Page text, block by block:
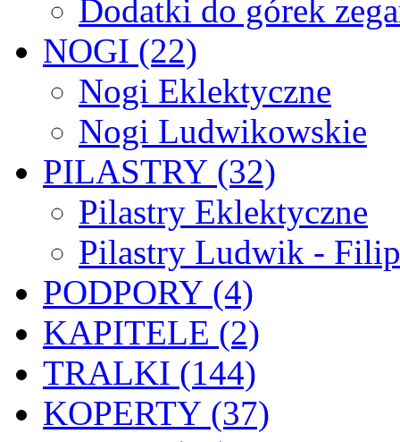
Dodatki do górek
NOGI (22)
Nogi Eklektyczne
Nogi Ludwikowskie
PILASTRY (32)
Pilastry Eklektyczne
Pilastry Ludwik - Filip
PODPORY (4)
KAPITELE (2)
TRALKI (144)
KOPERTY (37)